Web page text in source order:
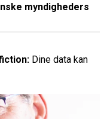
myndigheders
Dine data kan